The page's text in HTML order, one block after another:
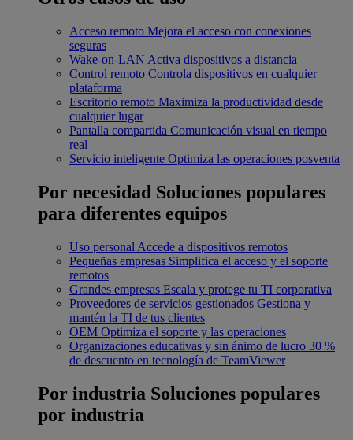
Acceso remoto Mejora el acceso con conexiones
seguras
Wake-on-LAN Activa dispositivos a distancia
Control remoto Controla dispositivos en cualquier
plataforma
Escritorio remoto Maximiza la productividad desde
cualquier lugar
Pantalla compartida Comunicación visual en tiempo
real
Servicio inteligente Optimiza las operaciones posventa
Por necesidad Soluciones populares
para diferentes equipos
Uso personal Accede a dispositivos remotos
Pequeñas empresas Simplifica el acceso y el soporte
remotos
Grandes empresas Escala y protege tu TI corporativa
Proveedores de servicios gestionados Gestiona y
mantén la TI de tus clientes
OEM Optimiza el soporte y las operaciones
Organizaciones educativas y sin ánimo de lucro 30 %
de descuento en tecnología de TeamViewer
Por industria Soluciones populares
por industria